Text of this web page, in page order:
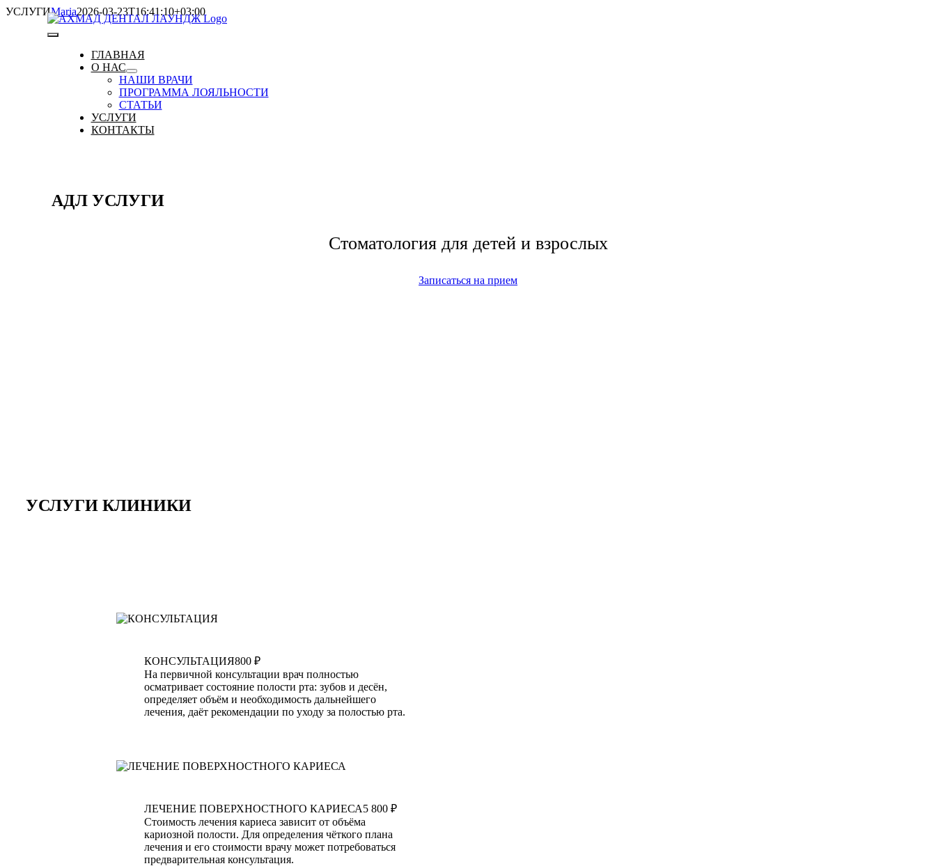
Skip
Toggle
Navigation
ГЛАВНАЯ
О НАС
НАШИ ВРАЧИ
ПРОГРАММА ЛОЯЛЬНОСТИ
СТАТЬИ
УСЛУГИ
КОНТАКТЫ
УСЛУГИMaria2026-03-23T16:41:10+03:00
АДЛУСЛУГИ
Стоматология для детей и взрослых
Записаться на прием
УСЛУГИ КЛИНИКИ
КОНСУЛЬТАЦИЯ800 ₽
На первичной консультации врач полностью
осматривает состояние полости рта: зубов и десён,
определяет объём и необходимость дальнейшего
лечения, даёт рекомендации по уходу за полостью рта.
ЛЕЧЕНИЕ ПОВЕРХНОСТНОГО КАРИЕСА5 800 ₽
Стоимость лечения кариеса зависит от объёма
кариозной полости. Для определения чёткого плана
лечения и его стоимости врачу может потребоваться
предварительная консультация.